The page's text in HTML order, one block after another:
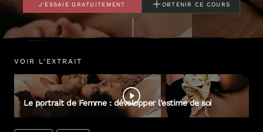
J'ESSAIE GRATUITEMENT OBTENIR CE COURS
VOIR L'EXTRAIT
Roodier
Le portrait de Femme : développer l'estime de soi